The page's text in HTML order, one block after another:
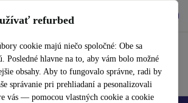
refurbed
cookie majú niečo spoločné: Obe sa
Posledné hlavne na to, aby vám bolo možné
obsahy. Aby to fungovalo správne, radi by
správanie pri prehliadaní a pesonalizovali
vás — pomocou vlastných cookie a cookie
rýchlo a jednoducho